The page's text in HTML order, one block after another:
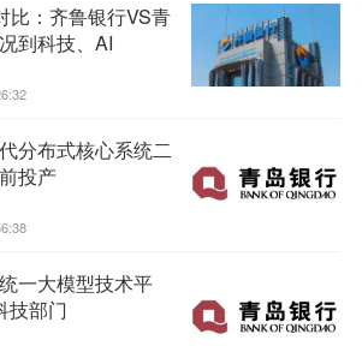
比：齐鲁银行VS青
到科技、AI
分布式核心系统二
投产
一大模型技术平
技部门